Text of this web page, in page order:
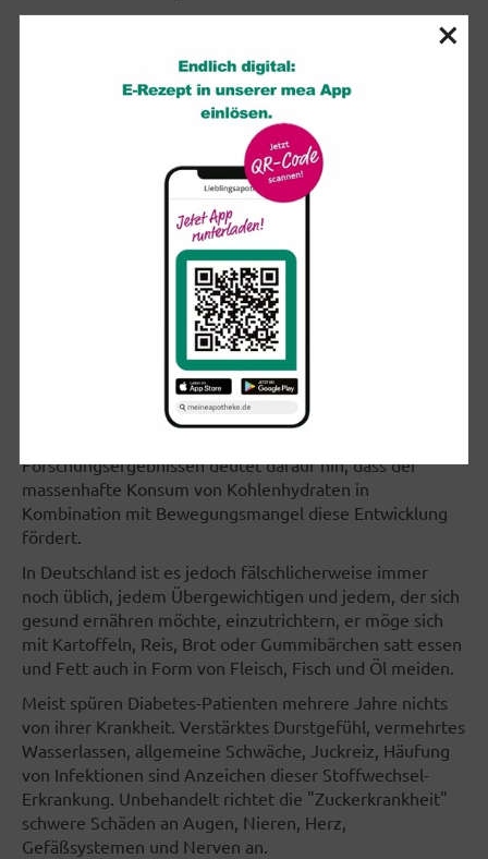
Gehen wir davon aus, dass jede ursprünglich gesunde
Menschenlebens eine endliche Menge an Insulin zu
produzieren und eine limitierte Anzahl an
Insulinausschüttungen vornehmen zu können. Die für die
Insulinproduktion zuständigen Zellen der
Bauchspeicheldrüse erschöpfen sich mit der Zahl der für
die Blutzuckerabsenkung notwendigen Ausschüttungen
an Insulin. Die Insulinproduktion geht irgendwann
dramatisch zurück bzw. wird (fast) ganz eingestellt.
Dieser Typ-2-Diabetes, früher als "Alterszucker" bekannt,
da er an ihrem Lebensende befindliche Menschen – Alte
– betraf, trifft nun immer jüngere Menschen. Weil durch
die "modernen" Ernährungsgewohnheiten von Kindheit
an zuviel Kohlenhydrate konsumiert werden und damit
die Insulinausschüttung provoziert wird. So wundert es
nicht, dass heute zunehmend mehr und auch jüngere
Forschungsergebnissen deutet darauf hin, dass der
massenhafte Konsum von Kohlenhydraten in
Kombination mit Bewegungsmangel diese Entwicklung
fördert.
In Deutschland ist es jedoch fälschlicherweise immer
noch üblich, jedem Übergewichtigen und jedem, der sich
gesund ernähren möchte, einzutrichtern, er möge sich
mit Kartoffeln, Reis, Brot oder Gummibärchen satt essen
und Fett auch in Form von Fleisch, Fisch und Öl meiden.
Meist spüren Diabetes-Patienten mehrere Jahre nichts
von ihrer Krankheit. Verstärktes Durstgefühl, vermehrtes
Wasserlassen, allgemeine Schwäche, Juckreiz, Häufung
von Infektionen sind Anzeichen dieser Stoffwechsel-
Erkrankung. Unbehandelt richtet die "Zuckerkrankheit"
schwere Schäden an Augen, Nieren, Herz,
Gefäßsystemen und Nerven an.
×